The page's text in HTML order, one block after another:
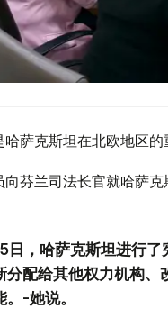
萨克斯坦在北欧地区
芬兰司法长官就哈萨
，哈萨克斯坦进行了
分配给其他权力机构
-她说。